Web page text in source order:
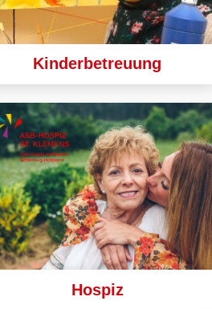
Kinderbetreuung
Hospiz